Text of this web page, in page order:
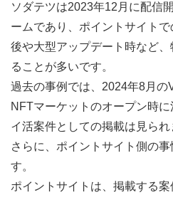
ソダテツは2023年12月に配信
ームであり、ポイントサイト
後や大型アップデート時など
ることが多いです。
過去の事例では、2024年8月の
NFTマーケットのオープン時
イ活案件としての掲載は見られ
さらに、ポイントサイト側の
す。
ポイントサイトは、掲載する